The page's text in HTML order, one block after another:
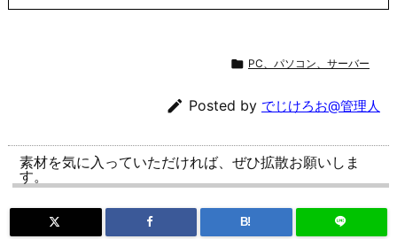
 PC、パソコン、サーバー
 Posted by でじけろお@管理人
素材を気に入っていただければ、ぜひ拡散お願いしま
す。
B!